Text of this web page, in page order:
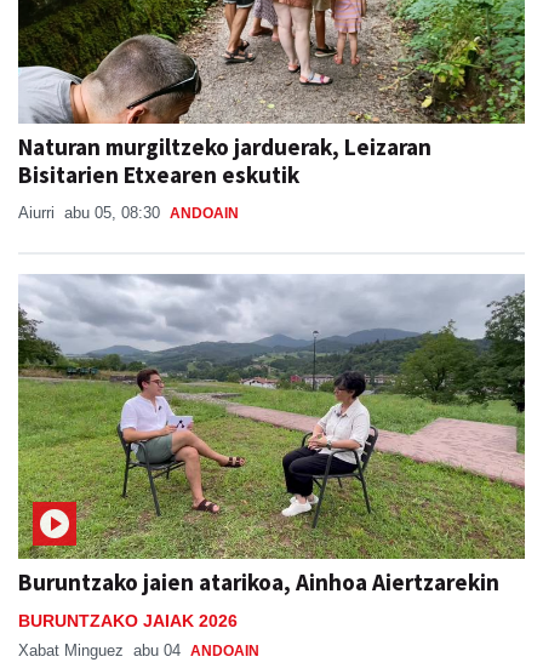
Naturan murgiltzeko jarduerak, Leizaran
Bisitarien Etxearen eskutik
Aiurri abu 05, 08:30 ANDOAIN
Buruntzako jaien atarikoa, Ainhoa Aiertzarekin
BURUNTZAKO JAIAK 2026
Xabat Minguez abu 04 ANDOAIN